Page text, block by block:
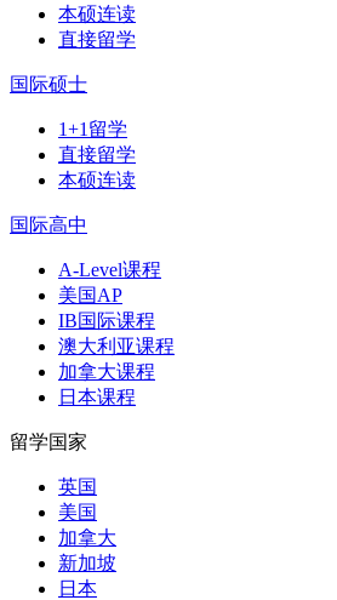
本硕连读
直接留学
国际硕士
1+1留学
直接留学
本硕连读
国际高中
A-Level课程
美国AP
IB国际课程
澳大利亚课程
加拿大课程
日本课程
留学国家
英国
美国
加拿大
新加坡
日本